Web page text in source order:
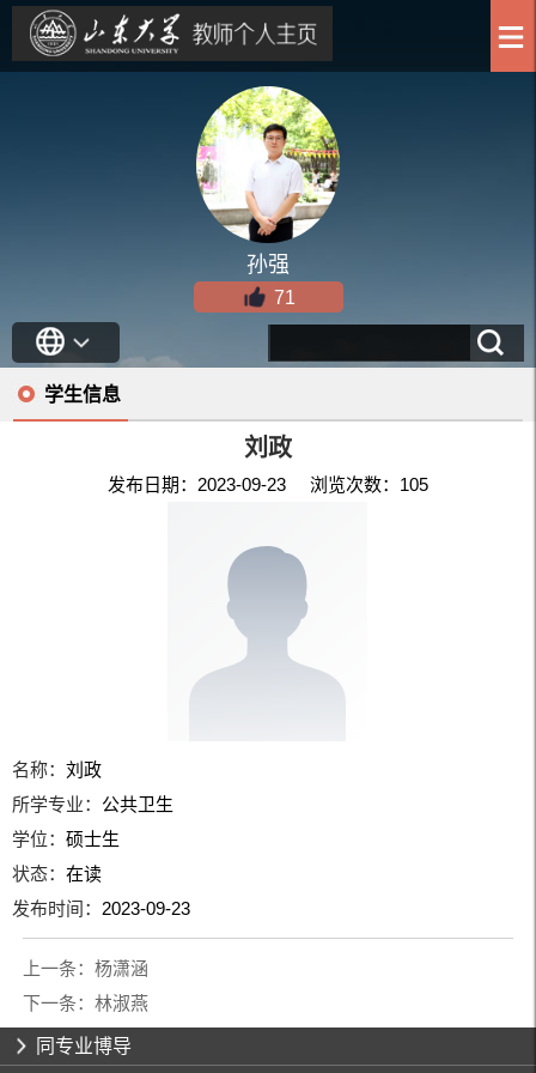
孙强
71
学生信息
刘政
发布日期：2023-09-23 浏览次数： 105
名称：刘政
所学专业： 公共卫生
学位：硕士生
状态：在读
发布时间： 2023-09-23
上一条： 杨潇涵
下一条： 林淑燕
同专业博导